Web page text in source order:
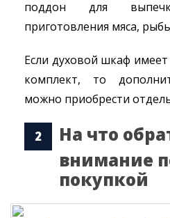
поддон для
приготовления мяса,
Если духовой шкаф
комплект, то
можно приобрести
На что
внимание
покупкой